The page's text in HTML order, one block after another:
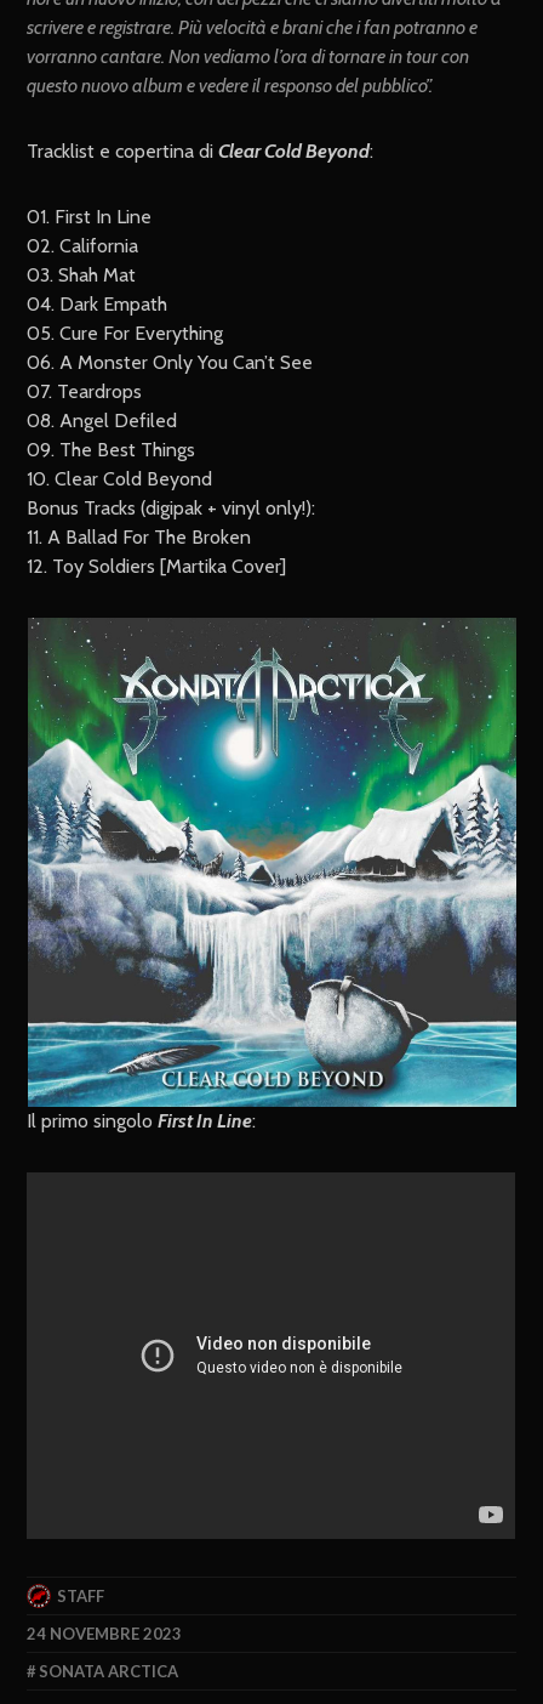
scrivere e registrare. Più velocità e brani che i fan potranno e
vorranno cantare. Non vediamo l’ora di tornare in tour con
questo nuovo album e vedere il responso del pubblico”.
Tracklist e copertina diClear Cold Beyond:
01. First In Line
02. California
03. Shah Mat
04. Dark Empath
05. Cure For Everything
06. A Monster Only You Can’t See
07. Teardrops
08. Angel Defiled
09. The Best Things
10. Clear Cold Beyond
Bonus Tracks (digipak + vinyl only!):
11. A Ballad For The Broken
12. Toy Soldiers [Martika Cover]
Il primo singoloFirst In Line:
STAFF
24 NOVEMBRE 2023
SONATA ARCTICA